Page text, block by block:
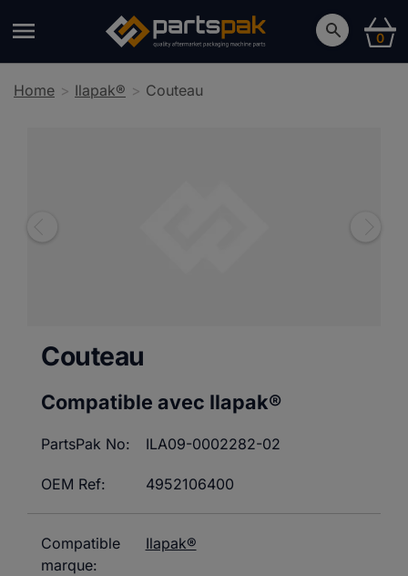
0
Home Ilapak® Couteau
Couteau
Compatible avec Ilapak®
PartsPak No: ILA09-0002282-02
OEM Ref: 4952106400
Compatible
marque:
Ilapak®